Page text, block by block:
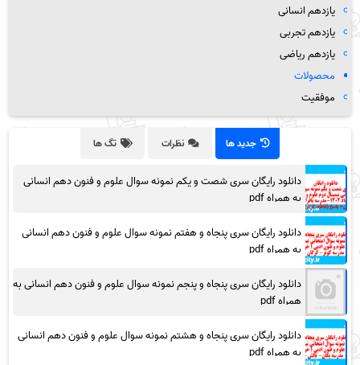
یازدهم انسانی
یازدهم تجربی
یازدهم ریاضی
محصولات
موفقیت
جدید ها نظرات تگ ها
دانلود رایگان سری شصت و یکم نمونه سوال علوم و فنون دهم انسانی
به همراه pdf
دانلود رایگان سری پنجاه و هفتم نمونه سوال علوم و فنون دهم انسانی
به همراه pdf
دانلود رایگان سری پنجاه و پنجم نمونه سوال علوم و فنون دهم انسانی به
همراه pdf
دانلود رایگان سری پنجاه و هشتم نمونه سوال علوم و فنون دهم انسانی
به همراه pdf